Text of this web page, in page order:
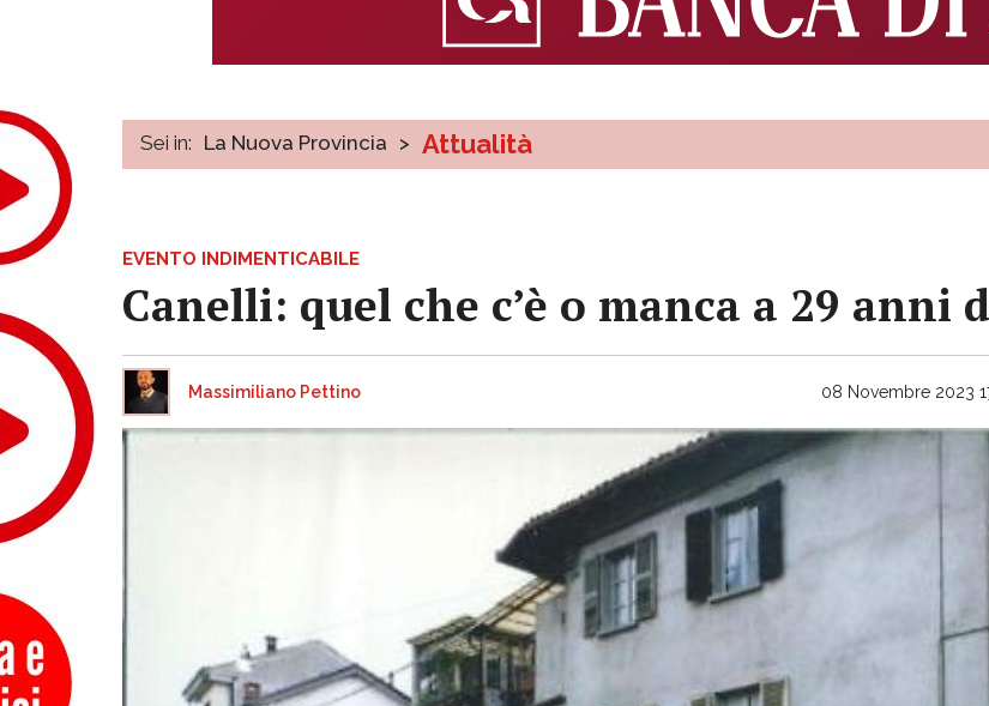
Sei in: La Nuova Provincia > Attualità
EVENTO INDIMENTICABILE
Canelli: quel che c’è o manca a 29 anni
Massimiliano Pettino 08 Novembre 2023